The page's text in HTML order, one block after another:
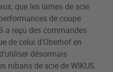
que les lames de scie
de coupe
a reçu des commandes
de celui d'Oberhof en
désormais
rubans de scie de WIKUS.